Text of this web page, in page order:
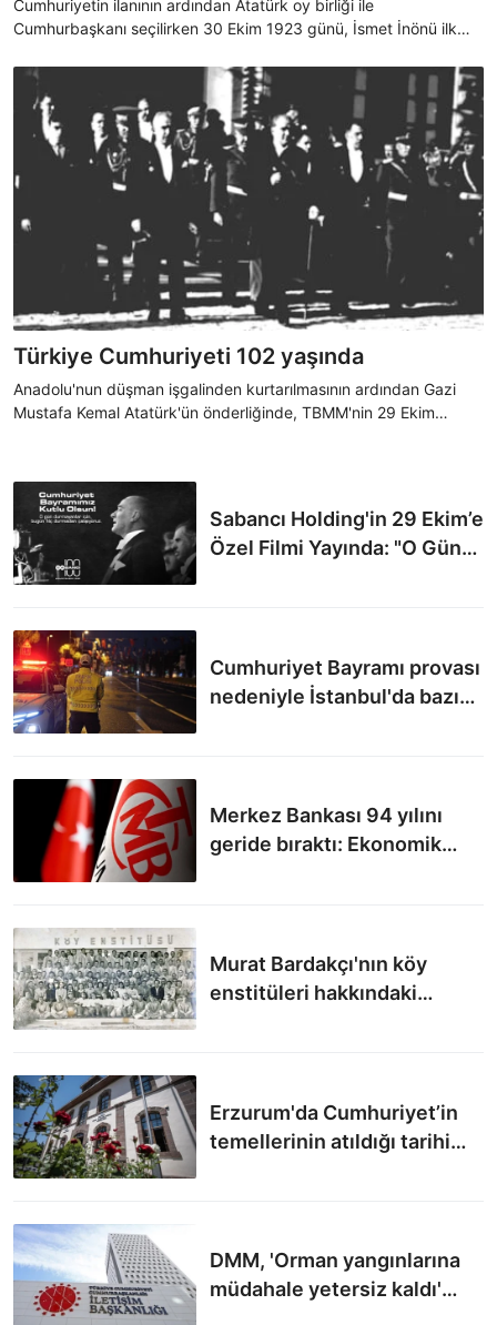
Cumhuriyetin ilanının ardından Atatürk oy birliği ile
Cumhurbaşkanı seçilirken 30 Ekim 1923 günü, İsmet İnönü ilk
Türkiye Cumhuriyeti 102 yaşında
Anadolu'nun düşman işgalinden kurtarılmasının ardından Gazi
Mustafa Kemal Atatürk'ün önderliğinde, TBMM'nin 29 Ekim
yönetiminde en belirgin şekliyle yerini aldı.
Sabancı Holding'in 29 Ekim’e
Özel Filmi Yayında: "O Gün
Cumhuriyet Bayramı provası
nedeniyle İstanbul'da bazı
Merkez Bankası 94 yılını
geride bıraktı: Ekonomik
Murat Bardakçı'nın köy
enstitüleri hakkındaki
Erzurum'da Cumhuriyet’in
temellerinin atıldığı tarihi
DMM, 'Orman yangınlarına
müdahale yetersiz kaldı'